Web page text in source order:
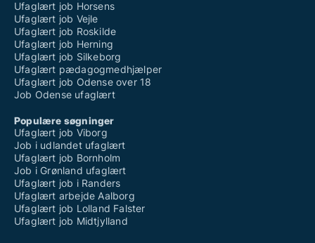
Ufaglært job Horsens
Ufaglært job Vejle
Ufaglært job Roskilde
Ufaglært job Herning
Ufaglært job Silkeborg
Ufaglært pædagogmedhjælper
Ufaglært job Odense over 18
Job Odense ufaglært
Populære søgninger
Ufaglært job Viborg
Job i udlandet ufaglært
Ufaglært job Bornholm
Job i Grønland ufaglært
Ufaglært job i Randers
Ufaglært arbejde Aalborg
Ufaglært job Lolland Falster
Ufaglært job Midtjylland